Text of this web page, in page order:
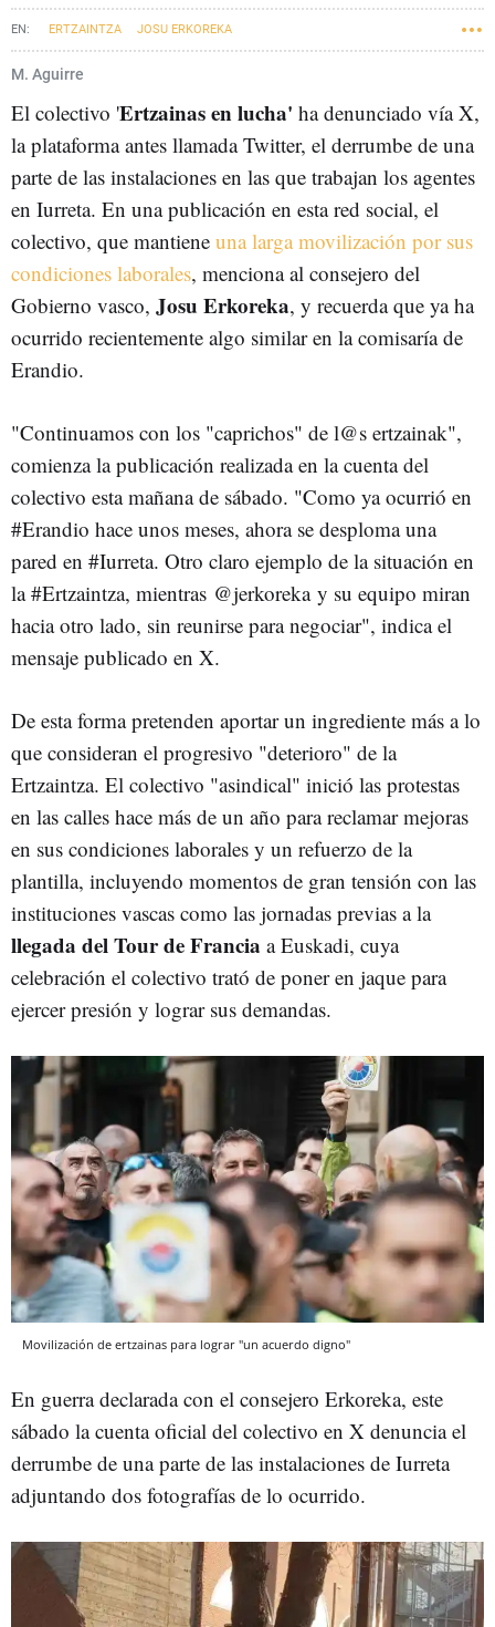
ERTZAINTZA JOSU ERKOREKA
M. Aguirre
El colectivo 'Ertzainas en lucha' ha denunciado vía X,
la plataforma antes llamada Twitter, el derrumbe de una
parte de las instalaciones en las que trabajan los agentes
en Iurreta. En una publicación en esta red social, el
colectivo, que mantiene una larga movilización por sus
condiciones laborales, menciona al consejero del
Gobierno vasco, Josu Erkoreka, y recuerda que ya ha
ocurrido recientemente algo similar en la comisaría de
Erandio.
"Continuamos con los "caprichos" de l@s ertzainak",
comienza la publicación realizada en la cuenta del
colectivo esta mañana de sábado. "Como ya ocurrió en
#Erandio hace unos meses, ahora se desploma una
pared en #Iurreta. Otro claro ejemplo de la situación en
la#Ertzaintza, mientras @jerkoreka y su equipo miran
hacia otro lado, sin reunirse para negociar", indica el
mensaje publicado en X.
De esta forma pretenden aportar un ingrediente más a lo
que consideran el progresivo "deterioro" de la
Ertzaintza. El colectivo "asindical" inició las protestas
en las calles hace más de un año para reclamar mejoras
en sus condiciones laborales y un refuerzo de la
plantilla, incluyendo momentos de gran tensión con las
instituciones vascas como las jornadas previas a la
llegada del Tour de Francia a Euskadi, cuya
celebración el colectivo trató de poner en jaque para
ejercer presión y lograr sus demandas.
Movilización de ertzainas para lograr "un acuerdo digno"
En guerra declarada con el consejero Erkoreka, este
sábado la cuenta oficial del colectivo en X denuncia el
derrumbe de una parte de las instalaciones de Iurreta
adjuntando dos fotografías de lo ocurrido.